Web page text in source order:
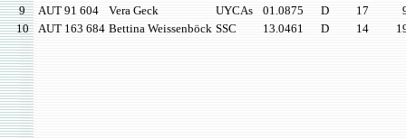
9
AUT 91 604 Vera Geck UYCAs 01.0875 D 17
10
AUT 163 684 Bettina Weissenböck SSC 13.0461 D 14